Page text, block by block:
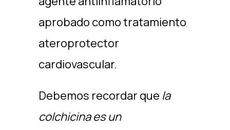
aprobado como tratamiento
ateroprotector
cardiovascular.
Debemos recordar que la
colchicina es un